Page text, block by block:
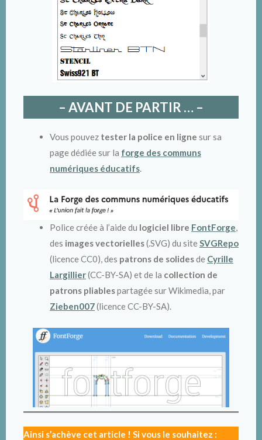
– AVANT DE PARTIR … –
Vous pouvez tester la police en ligne sur sa
page dédiée sur la forge des communs
numériques éducatifs.
Police créée à l’aide du logiciel libre FontForge,
des images vectorielles(.SVG) du siteSVGRepo
(licence CC0), des patrons de solidesde Cyrille
Largillier(CC-BY-SA) et de la collection de
patrons pliablespartagée sur Wikimedia, par
Zieben007(licence CC-BY-SA).
Ainsi s’achève cet article ! Si vous le souhaitez :